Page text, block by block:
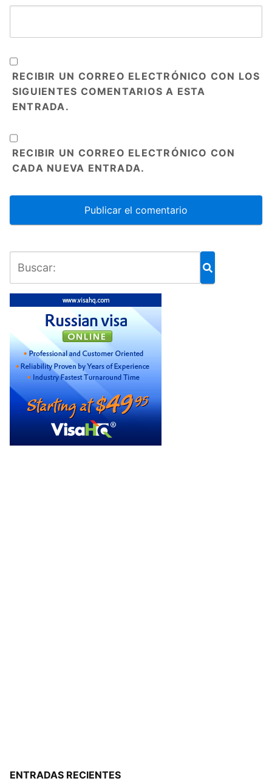
RECIBIR UN CORREO ELECTRÓNICO CON LOS
SIGUIENTES COMENTARIOS A ESTA
ENTRADA.
RECIBIR UN CORREO ELECTRÓNICO CON
CADA NUEVA ENTRADA.
ENTRADAS RECIENTES